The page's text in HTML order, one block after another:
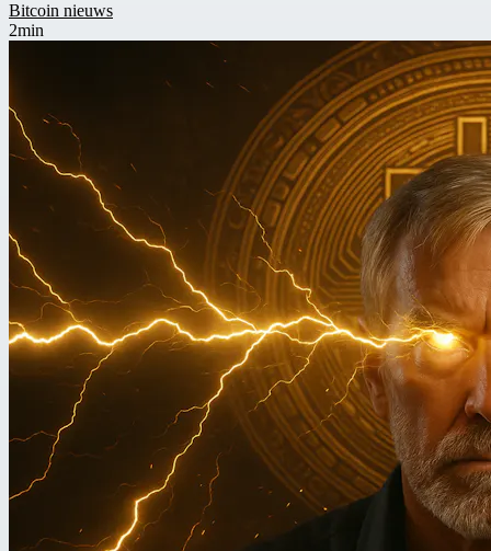
Bitcoin nieuws
2min